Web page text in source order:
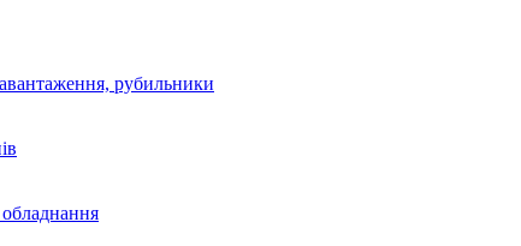
рубильники